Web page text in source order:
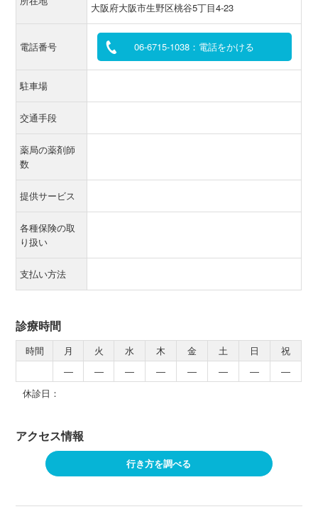
大阪府大阪市生野区桃谷5丁目4-23
電話番号 06-6715-1038：電話をかける
駐車場
交通手段
薬局の薬剤師
数
提供サービス
各種保険の取
り扱い
支払い方法
診療時間
時間 月 火 水 木 金 土 日
祝
―
― ― ― ― ― ―
―
休診日：
アクセス情報
行き方を調べる